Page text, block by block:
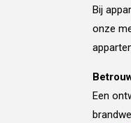
Bij
onze
Een